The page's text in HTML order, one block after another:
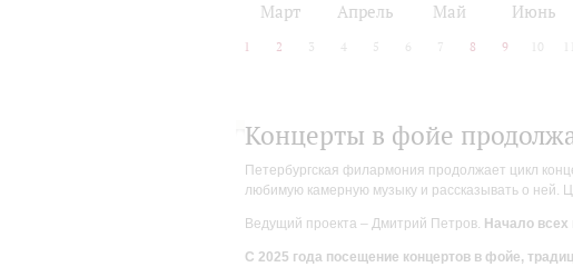
Март Апрель Май Июнь
1 2 3 4 5 6 7 8 9 10
Концерты в фойе
Петербургская филармония продолжает цикл
любимую камерную музыку и рассказывать о ней.
Ведущий проекта – Дмитрий Петров. Начало всех
С 2025 года посещение концертов в фойе,